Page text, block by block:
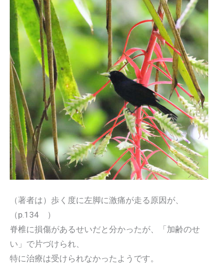
（著者は）歩く度に左脚に激痛が走る原因が、
（p.134 ）
脊椎に損傷があるせいだと分かったが、「加齢のせ
い」で片づけられ、
特に治療は受けられなかったようです。